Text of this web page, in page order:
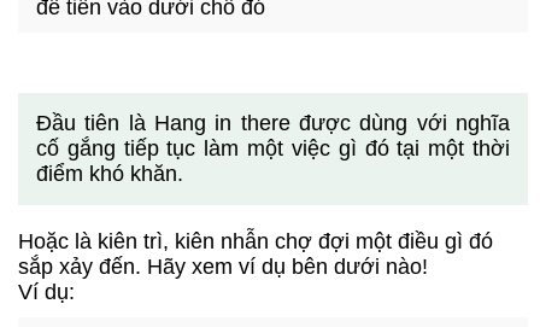
để tiền vào dưới chỗ đó
Đầu tiên là Hang in there được dùng với nghĩa
cố gắng tiếp tục làm một việc gì đó tại một thời
điểm khó khăn.
Hoặc là kiên trì, kiên nhẫn chợ đợi một điều gì đó
sắp xảy đến. Hãy xem ví dụ bên dưới nào!
Ví dụ: